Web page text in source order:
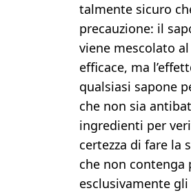
talmente sicuro
precauzione: il
viene mescolato
efficace, ma
qualsiasi sapone
che non sia
ingredienti per
certezza di fare la
che non contenga
esclusivamente